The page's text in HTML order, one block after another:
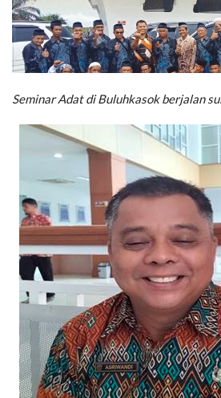
Seminar Adat di Buluhkasok berjalan